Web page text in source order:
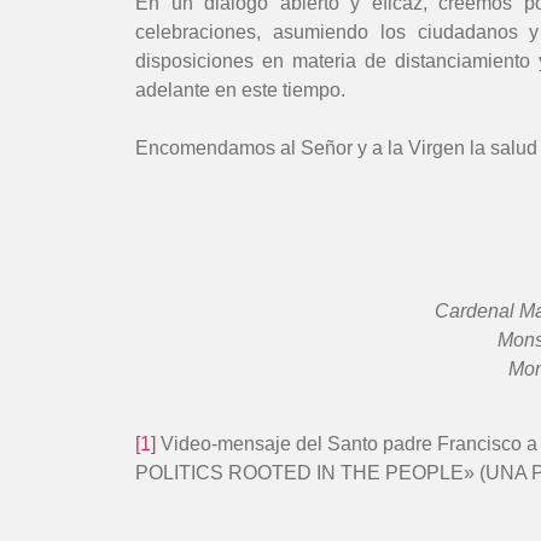
celebraciones, asumiendo los
disposiciones en materia de
adelante en este tiempo.
Encomendamos al Señor y a la Virgen la
Cardenal
[1] Video-mensaje del Santo padre Francisco
POLITICS ROOTED IN THE PEOPLE» (UNA